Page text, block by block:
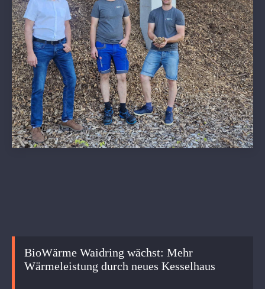
BioWärme Waidring wächst: Mehr
Wärmeleistung durch neues Kesselhaus